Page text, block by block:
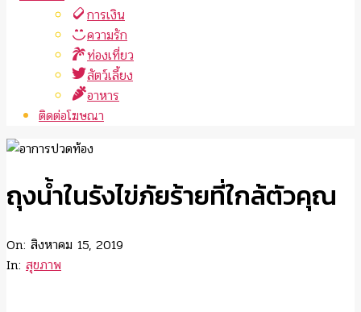
การเงิน
ความรัก
ท่องเที่ยว
สัตว์เลี้ยง
อาหาร
ติดต่อโฆษณา
ถุงน้ำในรังไข่ภัยร้ายที่ใกล้ตัวคุณ
On: สิงหาคม 15, 2019
In: สุขภาพ